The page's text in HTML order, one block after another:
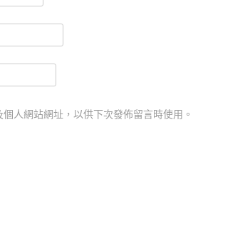
人網站網址，以供下次發佈留言時使用。